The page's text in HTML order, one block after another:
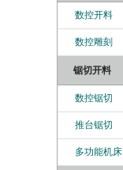
数控开料
数控雕刻
锯切开料
数控锯切
推台锯切
多功能机床